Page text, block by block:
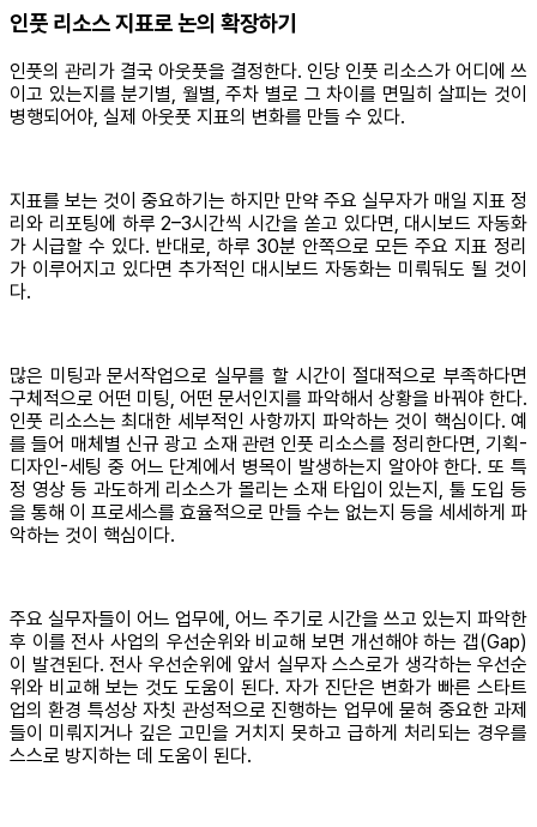
인풋 리소스 지표로 논의 확장하기
인풋의 관리가 결국 아웃풋을 결정한다. 인당 인풋 리소스가 어디에 쓰
이고 있는지를 분기별, 월별, 주차 별로 그 차이를 면밀히 살피는 것이
병행되어야, 실제 아웃풋 지표의 변화를 만들 수 있다.
지표를 보는 것이 중요하기는 하지만 만약 주요 실무자가 매일 지표 정
리와 리포팅에 하루 2–3시간씩 시간을 쏟고 있다면, 대시보드 자동화
가 시급할 수 있다. 반대로, 하루 30분 안쪽으로 모든 주요 지표 정리
가 이루어지고 있다면 추가적인 대시보드 자동화는 미뤄둬도 될 것이
다.
많은 미팅과 문서작업으로 실무를 할 시간이 절대적으로 부족하다면
구체적으로 어떤 미팅, 어떤 문서인지를 파악해서 상황을 바꿔야 한다.
인풋 리소스는 최대한 세부적인 사항까지 파악하는 것이 핵심이다. 예
를 들어 매체별 신규 광고 소재 관련 인풋 리소스를 정리한다면, 기획-
디자인-세팅 중 어느 단계에서 병목이 발생하는지 알아야 한다. 또 특
정 영상 등 과도하게 리소스가 몰리는 소재 타입이 있는지, 툴 도입 등
을 통해 이 프로세스를 효율적으로 만들 수는 없는지 등을 세세하게 파
악하는 것이 핵심이다.
주요 실무자들이 어느 업무에, 어느 주기로 시간을 쓰고 있는지 파악한
후 이를 전사 사업의 우선순위와 비교해 보면 개선해야 하는 갭(Gap)
이 발견된다. 전사 우선순위에 앞서 실무자 스스로가 생각하는 우선순
위와 비교해 보는 것도 도움이 된다. 자가 진단은 변화가 빠른 스타트
업의 환경 특성상 자칫 관성적으로 진행하는 업무에 묻혀 중요한 과제
들이 미뤄지거나 깊은 고민을 거치지 못하고 급하게 처리되는 경우를
스스로 방지하는 데 도움이 된다.